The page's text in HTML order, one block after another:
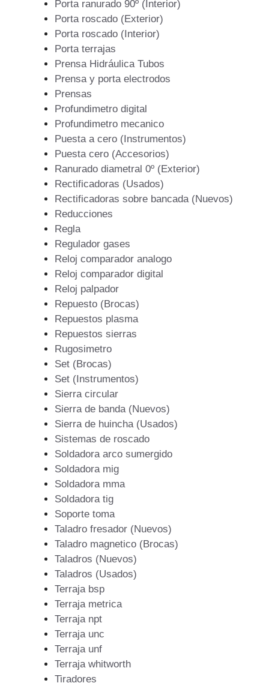
Porta ranurado 90º (Interior)
Porta roscado (Exterior)
Porta roscado (Interior)
Porta terrajas
Prensa Hidráulica Tubos
Prensa y porta electrodos
Prensas
Profundimetro digital
Profundimetro mecanico
Puesta a cero (Instrumentos)
Puesta cero (Accesorios)
Ranurado diametral 0º (Exterior)
Rectificadoras (Usados)
Rectificadoras sobre bancada (Nuevos)
Reducciones
Regla
Regulador gases
Reloj comparador analogo
Reloj comparador digital
Reloj palpador
Repuesto (Brocas)
Repuestos plasma
Repuestos sierras
Rugosimetro
Set (Brocas)
Set (Instrumentos)
Sierra circular
Sierra de banda (Nuevos)
Sierra de huincha (Usados)
Sistemas de roscado
Soldadora arco sumergido
Soldadora mig
Soldadora mma
Soldadora tig
Soporte toma
Taladro fresador (Nuevos)
Taladro magnetico (Brocas)
Taladros (Nuevos)
Taladros (Usados)
Terraja bsp
Terraja metrica
Terraja npt
Terraja unc
Terraja unf
Terraja whitworth
Tiradores